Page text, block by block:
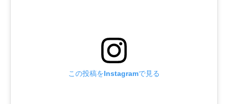
この投稿をInstagramで見る